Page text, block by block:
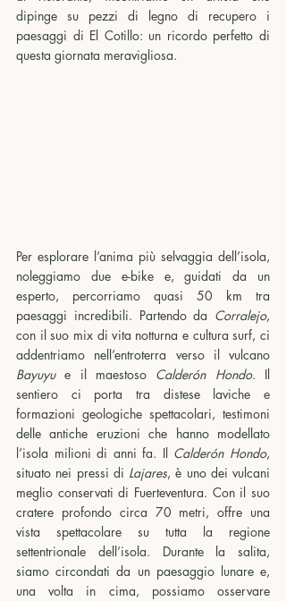
dipinge su pezzi di legno di recupero i
paesaggi di El Cotillo: un ricordo perfetto di
questa giornata meravigliosa.
Per esplorare l’anima più selvaggia dell’isola,
noleggiamo due e-bike e, guidati da un
esperto, percorriamo quasi 50 km tra
paesaggi incredibili. Partendo da Corralejo,
con il suo mix di vita notturna e cultura surf, ci
Bayuyu e il maestoso Calderón Hondo. Il
sentiero ci porta tra distese laviche e
formazioni geologiche spettacolari, testimoni
delle antiche eruzioni che hanno modellato
l’isola milioni di anni fa. Il Calderón Hondo,
situato nei pressi di Lajares, è uno dei vulcani
meglio conservati di Fuerteventura. Con il suo
cratere profondo circa 70 metri, offre una
vista spettacolare su tutta la regione
settentrionale dell’isola. Durante la salita,
siamo circondati da un paesaggio lunare e,
una volta in cima, possiamo osservare